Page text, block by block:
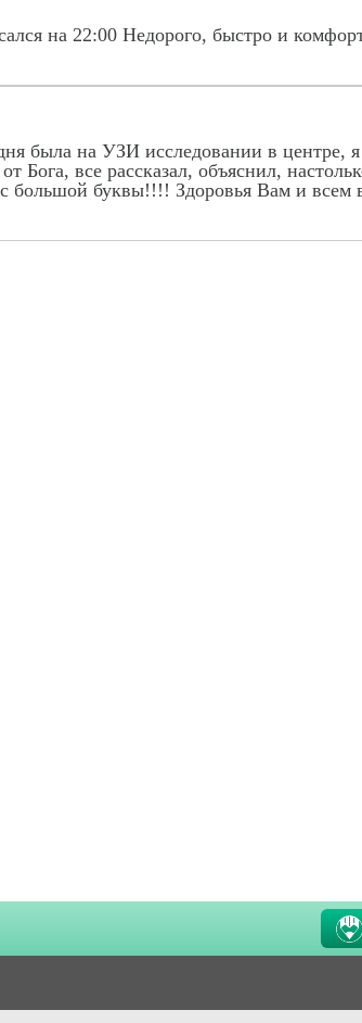
на 22:00 Недорого, быстро и
была на УЗИ исследовании в центре,
Бога, все рассказал, объяснил,
большой буквы!!!! Здоровья Вам и